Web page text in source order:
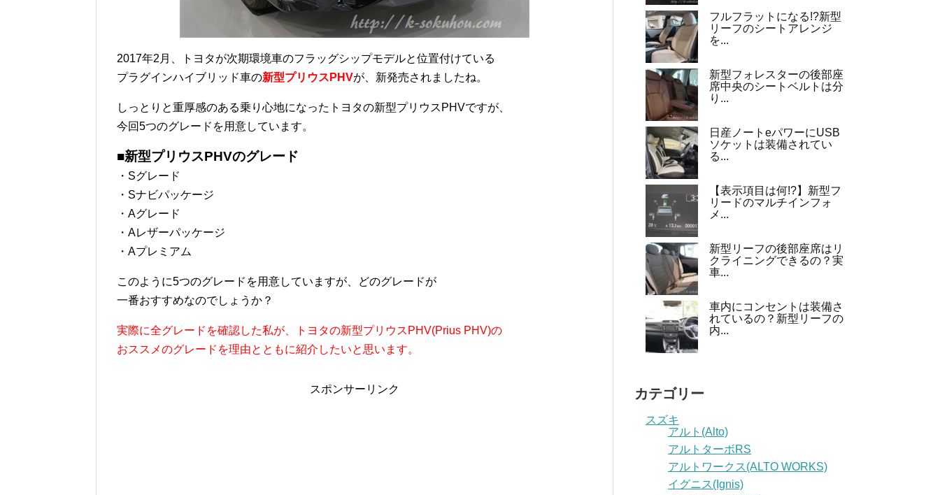
2017年2月、トヨタが次期環境車のフラッグシップモデルと位置付けている
プラグインハイブリッド車の新型プリウスPHVが、新発売されましたね。
しっとりと重厚感のある乗り心地になったトヨタの新型プリウスPHVですが、
今回5つのグレードを用意しています。
■新型プリウスPHVのグレード
・Sグレード
・Sナビパッケージ
・Aグレード
・Aレザーパッケージ
・Aプレミアム
このように5つのグレードを用意していますが、どのグレードが
一番おすすめなのでしょうか？
実際に全グレードを確認した私が、トヨタの新型プリウスPHV(Prius PHV)の
おススメのグレードを理由とともに紹介したいと思います。
スポンサーリンク
フルフラットになる!?新型
リーフのシートアレンジ
を...
新型フォレスターの後部座
席中央のシートベルトは分
り...
日産ノートeパワーにUSB
ソケットは装備されてい
る...
【表示項目は何!?】新型フ
リードのマルチインフォ
メ...
新型リーフの後部座席はリ
クライニングできるの？実
車...
車内にコンセントは装備さ
れているの？新型リーフの
内...
カテゴリー
スズキ
アルト(Alto)
アルトターボRS
アルトワークス(ALTO WORKS)
イグニス(Ignis)